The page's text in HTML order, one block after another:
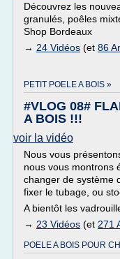
Découvrez les
granulés, poêles
Shop Bordeaux
→ 24 Vidéos (et 86
PETIT POELE A BOIS »
#VLOG 08#
A BOIS !!!
voir la vidéo
Nous vous
nous vous montrons
changer de système
fixer le tubage, ou
A bientôt les
→ 23 Vidéos (et 271
POELE A BOIS POUR